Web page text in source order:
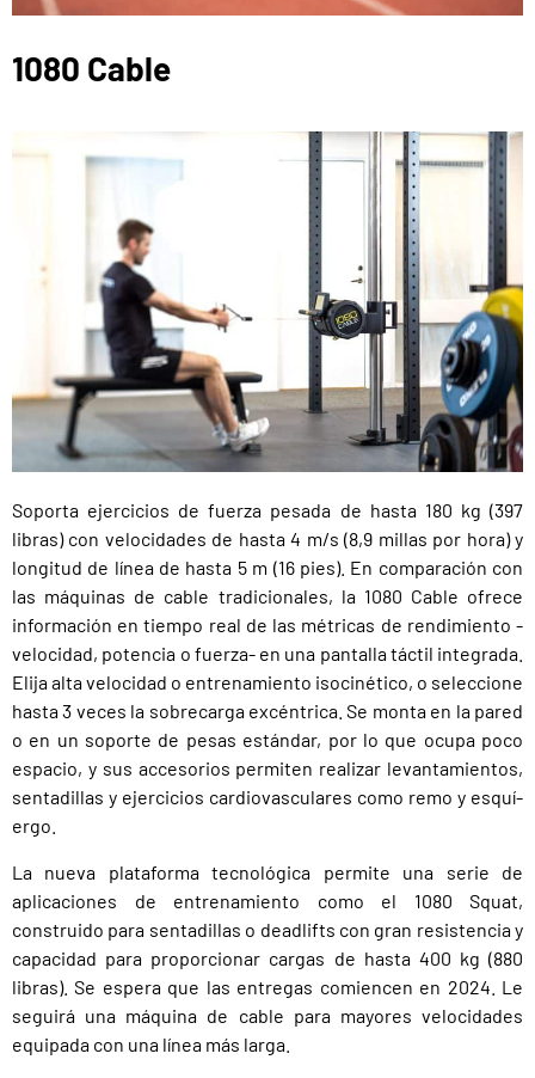
1080 Cable
Soporta ejercicios de fuerza pesada de hasta 180 kg (397
libras) con velocidades de hasta 4 m/s (8,9 millas por hora) y
longitud de línea de hasta 5 m (16 pies). En comparación con
las máquinas de cable tradicionales, la 1080 Cable ofrece
información en tiempo real de las métricas de rendimiento -
velocidad, potencia o fuerza- en una pantalla táctil integrada.
Elija alta velocidad o entrenamiento isocinético, o seleccione
hasta 3 veces la sobrecarga excéntrica. Se monta en la pared
o en un soporte de pesas estándar, por lo que ocupa poco
espacio, y sus accesorios permiten realizar levantamientos,
sentadillas y ejercicios cardiovasculares como remo y esquí-
ergo.
La nueva plataforma tecnológica permite una serie de
aplicaciones de entrenamiento como el 1080 Squat,
construido para sentadillas o deadlifts con gran resistencia y
capacidad para proporcionar cargas de hasta 400 kg (880
libras). Se espera que las entregas comiencen en 2024. Le
seguirá una máquina de cable para mayores velocidades
equipada con una línea más larga.